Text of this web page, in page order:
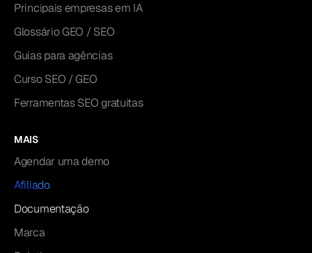
Principais empresas em IA
Glossário GEO / SEO
Guias para agências
Curso SEO / GEO
Ferramentas SEO gratuitas
MAIS
Agendar uma demo
Afiliado
Documentação
Marca